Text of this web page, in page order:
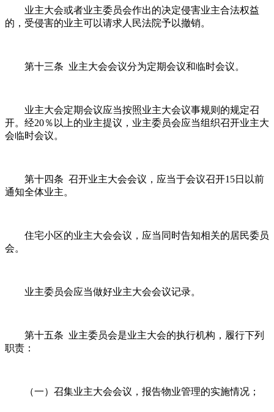
业主大会或者业主委员会作出的决定侵害业主合法权益
的，受侵害的业主可以请求人民法院予以撤销。
第十三条 业主大会会议分为定期会议和临时会议。
业主大会定期会议应当按照业主大会议事规则的规定召
开。经20％以上的业主提议，业主委员会应当组织召开业主大
会临时会议。
第十四条 召开业主大会会议，应当于会议召开15日以前
通知全体业主。
住宅小区的业主大会会议，应当同时告知相关的居民委员
会。
业主委员会应当做好业主大会会议记录。
第十五条 业主委员会是业主大会的执行机构，履行下列
职责：
（一）召集业主大会会议，报告物业管理的实施情况；